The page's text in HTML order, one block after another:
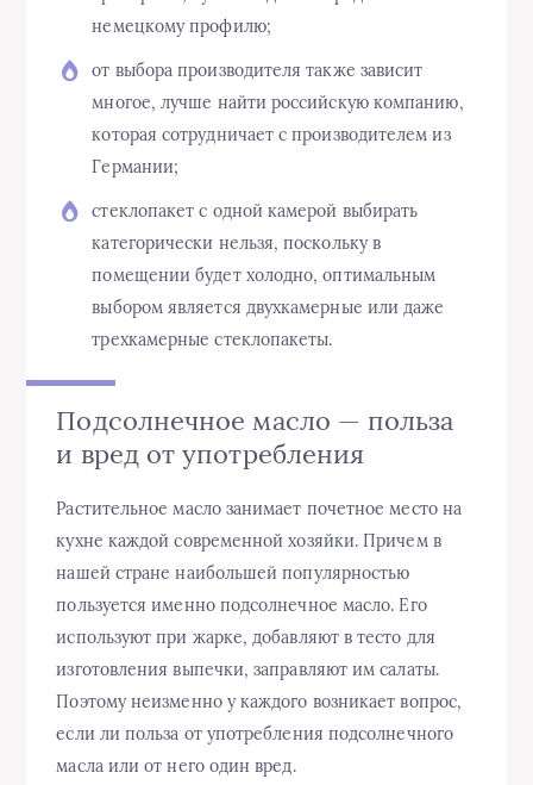
немецкому профилю;
от выбора производителя также зависит
многое, лучше найти российскую компанию,
которая сотрудничает с производителем из
Германии;
стеклопакет с одной камерой выбирать
категорически нельзя, поскольку в
помещении будет холодно, оптимальным
выбором является двухкамерные или даже
трехкамерные стеклопакеты.
Подсолнечное масло — польза
и вред от употребления
Растительное масло занимает почетное место на
кухне каждой современной хозяйки. Причем в
нашей стране наибольшей популярностью
пользуется именно подсолнечное масло. Его
используют при жарке, добавляют в тесто для
изготовления выпечки, заправляют им салаты.
Поэтому неизменно у каждого возникает вопрос,
если ли польза от употребления подсолнечного
масла или от него один вред.